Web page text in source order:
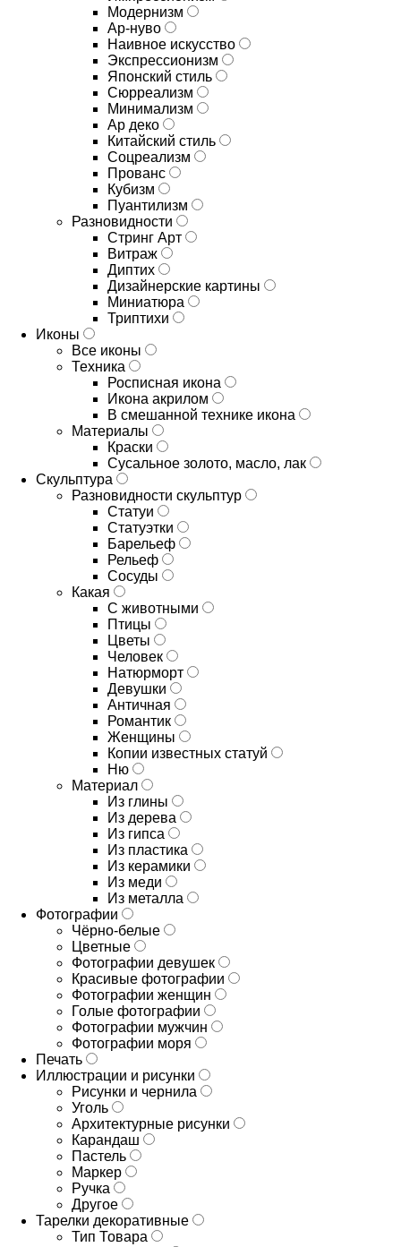
Модернизм
Ар-нуво
Наивное искусство
Экспрессионизм
Японский стиль
Сюрреализм
Минимализм
Ар деко
Китайский стиль
Соцреализм
Прованс
Кубизм
Пуантилизм
Разновидности
Стринг Арт
Витраж
Диптих
Дизайнерские картины
Миниатюра
Триптихи
Иконы
Все иконы
Техника
Росписная икона
Икона акрилом
В смешанной технике икона
Материалы
Краски
Сусальное золото, масло, лак
Скульптура
Разновидности скульптур
Статуи
Статуэтки
Барельеф
Рельеф
Сосуды
Какая
С животными
Птицы
Цветы
Человек
Натюрморт
Девушки
Античная
Романтик
Женщины
Копии известных статуй
Ню
Материал
Из глины
Из дерева
Из гипса
Из пластика
Из керамики
Из меди
Из металла
Фотографии
Чёрно-белые
Цветные
Фотографии девушек
Красивые фотографии
Фотографии женщин
Голые фотографии
Фотографии мужчин
Фотографии моря
Печать
Иллюстрации и рисунки
Рисунки и чернила
Уголь
Архитектурные рисунки
Карандаш
Пастель
Маркер
Ручка
Другое
Тарелки декоративные
Тип Товара